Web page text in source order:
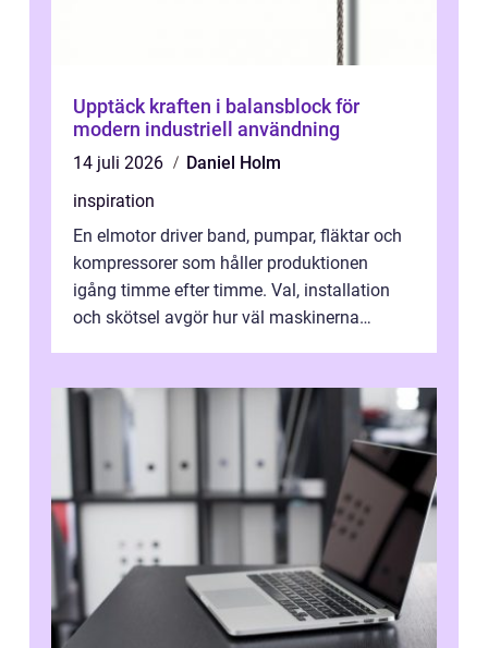
Upptäck kraften i balansblock för
modern industriell användning
14 juli 2026
Daniel Holm
inspiration
En elmotor driver band, pumpar, fläktar och
kompressorer som håller produktionen
igång timme efter timme. Val, installation
och skötsel avgör hur väl maskinerna